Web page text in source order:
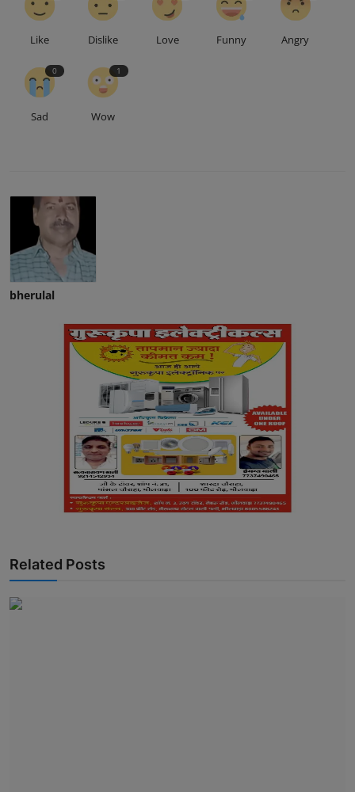
Like Dislike Love Funny Angry
0
Sad
1
Wow
bherulal
Related Posts